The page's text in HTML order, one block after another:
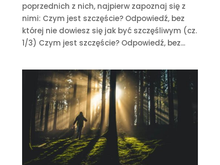
poprzednich z nich, najpierw zapoznaj się z
nimi: Czym jest szczęście? Odpowiedź, bez
której nie dowiesz się jak być szczęśliwym (cz.
1/3) Czym jest szczęście? Odpowiedź, bez...